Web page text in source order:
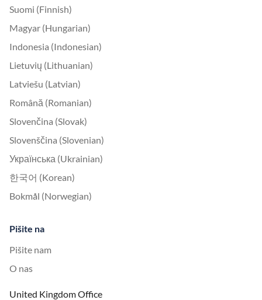
Suomi (Finnish)
Magyar (Hungarian)
Indonesia (Indonesian)
Lietuvių (Lithuanian)
Latviešu (Latvian)
Română (Romanian)
Slovenčina (Slovak)
Slovenščina (Slovenian)
Українська (Ukrainian)
한국어 (Korean)
Bokmål (Norwegian)
Pišite na
Pišite nam
O nas
United Kingdom Office